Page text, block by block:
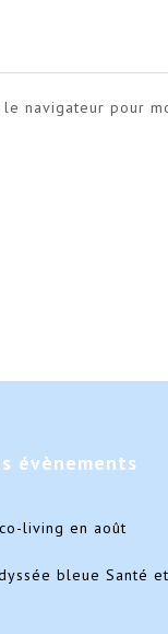
navigateur pour
évènements
living en août
bleue Santé et